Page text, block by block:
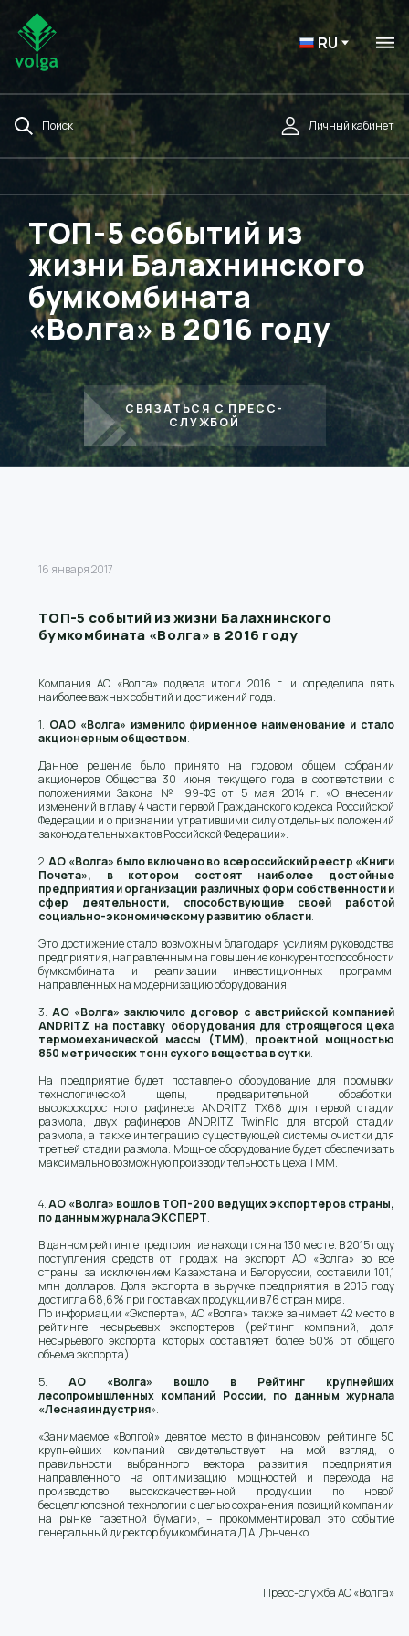
RU
Поиск Личный кабинет
ТОП-5 событий из
жизни Балахнинского
бумкомбината
«Волга» в 2016 году
СВЯЗАТЬСЯ С ПРЕСС-
СЛУЖБОЙ
16 января 2017
ТОП-5 событий из жизни Балахнинского
бумкомбината «Волга» в 2016 году
Компания АО «Волга» подвела итоги 2016 г. и определила пять
наиболее важных событий и достижений года.
1. ОАО «Волга» изменило фирменное наименование и стало
акционерным обществом.
Данное решение было принято на годовом общем собрании
акционеров Общества 30 июня текущего года в соответствии с
положениями Закона № 99-ФЗ от 5 мая 2014 г. «О внесении
изменений в главу 4 части первой Гражданского кодекса Российской
Федерации и о признании утратившими силу отдельных положений
законодательных актов Российской Федерации».
2.АО «Волга» было включено во всероссийский реестр «Книги
Почета», в котором состоят наиболее достойные
предприятия и организации различных форм собственности и
сфер деятельности, способствующие своей работой
социально-экономическому развитию области.
Это достижение стало возможным благодаря усилиям руководства
предприятия, направленным на повышение конкурентоспособности
бумкомбината и реализации инвестиционных программ,
направленных на модернизацию оборудования.
3. АО «Волга» заключило договор с австрийской компанией
ANDRITZ на поставку оборудования для строящегося цеха
термомеханической массы (ТММ), проектной мощностью
850 метрических тонн сухого вещества в сутки.
На предприятие будет поставлено оборудование для промывки
технологической щепы, предварительной обработки,
высокоскоростного рафинера ANDRITZ TX68 для первой стадии
размола, двух рафинеров ANDRITZ TwinFlo для второй стадии
размола, а также интеграцию существующей системы очистки для
третьей стадии размола. Мощное оборудование будет обеспечивать
максимально возможную производительность цеха ТММ.
4.АО «Волга» вошло в ТОП-200 ведущих экспортеров страны,
по данным журнала ЭКСПЕРТ.
В данном рейтинге предприятие находится на 130 месте. В 2015 году
поступления средств от продаж на экспорт АО «Волга» во все
страны, за исключением Казахстана и Белоруссии, составили 101,1
млн долларов. Доля экспорта в выручке предприятия в 2015 году
достигла 68,6% при поставках продукции в 76 стран мира.
По информации «Эксперта», АО «Волга» также занимает 42 место в
рейтинге несырьевых экспортеров (рейтинг компаний, доля
несырьевого экспорта которых составляет более 50% от общего
объема экспорта).
5. АО «Волга» вошло в Рейтинг крупнейших
лесопромышленных компаний России, по данным журнала
«Лесная индустрия».
«Занимаемое «Волгой» девятое место в финансовом рейтинге 50
крупнейших компаний свидетельствует, на мой взгляд, о
правильности выбранного вектора развития предприятия,
направленного на оптимизацию мощностей и перехода на
производство высококачественной продукции по новой
бесцеллюлозной технологии с целью сохранения позиций компании
на рынке газетной бумаги», – прокомментировал это событие
генеральный директор бумкомбината Д.А. Донченко.
Пресс-служба АО «Волга»